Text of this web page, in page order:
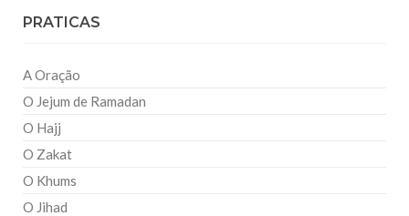
PRATICAS
A Oração
O Jejum de Ramadan
O Hajj
O Zakat
O Khums
O Jihad